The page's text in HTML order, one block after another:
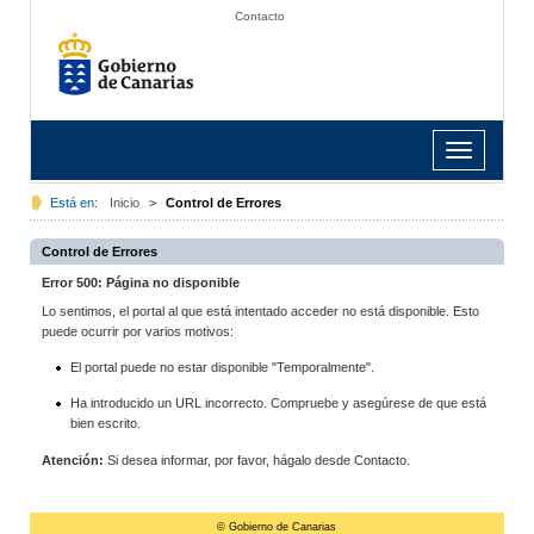
Contacto
Toggle
navigation
Está en: Inicio > Control de Errores
Control de Errores
Error 500: Página no disponible
Lo sentimos, el portal al que está intentado acceder no está disponible. Esto
puede ocurrir por varios motivos:
El portal puede no estar disponible "Temporalmente".
Ha introducido un URL incorrecto. Compruebe y asegúrese de que está
bien escrito.
Atención: Si desea informar, por favor, hágalo desde Contacto.
© Gobierno de Canarias